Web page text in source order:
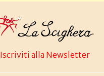
Iscriviti alla Newsletter